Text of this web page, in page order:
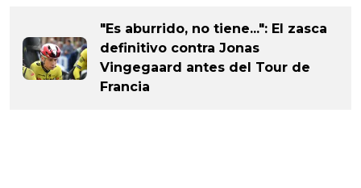
"Es aburrido, no tiene...": El zasca
definitivo contra Jonas
Vingegaard antes del Tour de
Francia